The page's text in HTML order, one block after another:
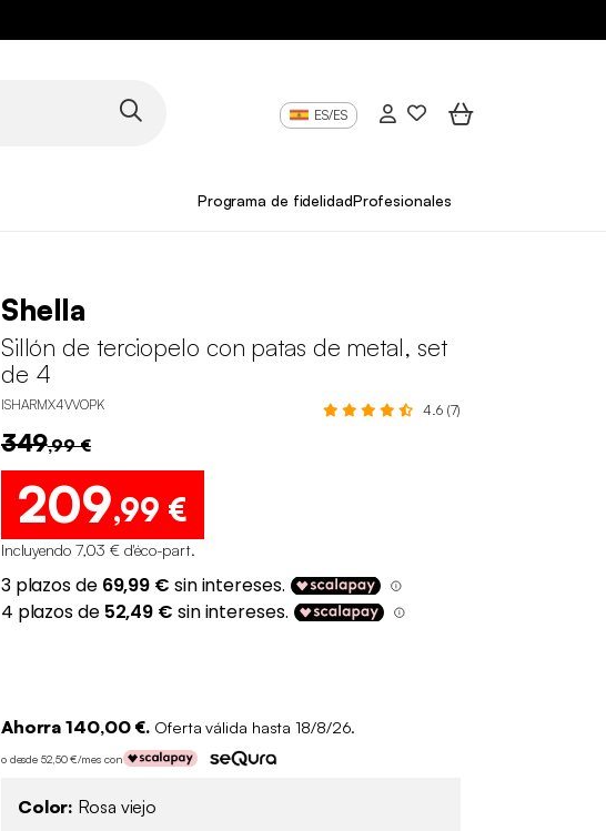
ES/ES
Programa de fidelidadProfesionales
Shella
Sillón de terciopelo con patas de metal, set
de 4
ISHARMX4VVOPK 4.6 (7)
349,99 €
209,99 €
Incluyendo 7,03 € d'éco-part.
Ahorra 140,00 €. Oferta válida hasta 18/8/26.
o desde 52,50 €/mes con
Color: Rosa viejo